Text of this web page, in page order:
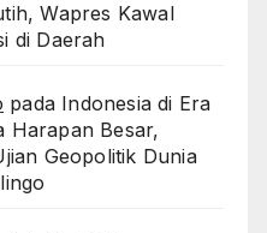
Wapres Kawal
di Daerah
pada Indonesia di Era
Harapan Besar,
Geopolitik Dunia